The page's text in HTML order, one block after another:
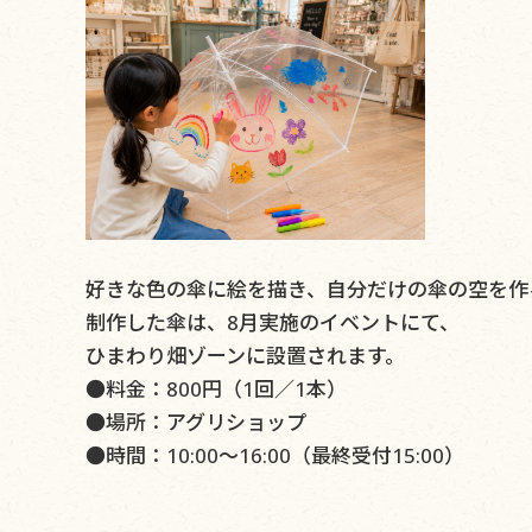
好きな色の傘に絵を描き、自分だけの傘の空を
制作した傘は、8月実施のイベントにて、
ひまわり畑ゾーンに設置されます。
●料金：800円（1回／1本）
●場所：アグリショップ
●時間：10:00～16:00（最終受付15:00）